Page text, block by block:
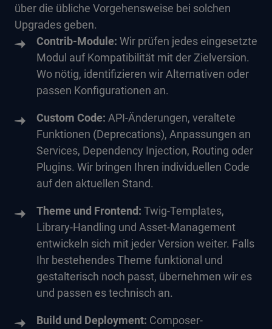
über die übliche Vorgehensweise bei solchen
Upgrades geben.
Contrib-Module: Wir prüfen jedes eingesetzte
Modul auf Kompatibilität mit der Zielversion.
Wo nötig, identifizieren wir Alternativen oder
passen Konfigurationen an.
Custom Code: API-Änderungen, veraltete
Funktionen (Deprecations), Anpassungen an
Services, Dependency Injection, Routing oder
Plugins. Wir bringen Ihren individuellen Code
auf den aktuellen Stand.
Theme und Frontend: Twig-Templates,
Library-Handling und Asset-Management
entwickeln sich mit jeder Version weiter. Falls
Ihr bestehendes Theme funktional und
gestalterisch noch passt, übernehmen wir es
und passen es technisch an.
Build und Deployment: Composer-